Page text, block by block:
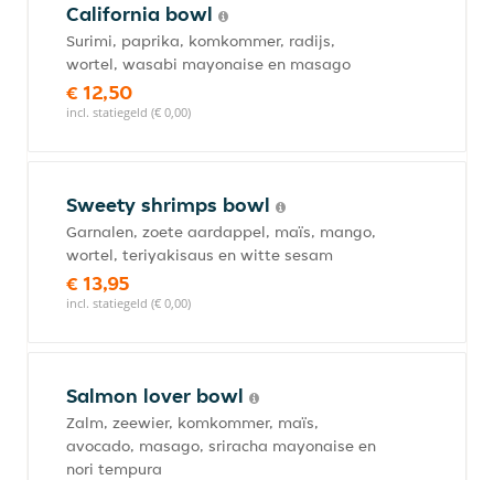
California bowl
Surimi, paprika, komkommer, radijs,
wortel, wasabi mayonaise en masago
€ 12,50
incl. statiegeld (€ 0,00)
Sweety shrimps bowl
Garnalen, zoete aardappel, maïs, mango,
wortel, teriyakisaus en witte sesam
€ 13,95
incl. statiegeld (€ 0,00)
Salmon lover bowl
Zalm, zeewier, komkommer, maïs,
avocado, masago, sriracha mayonaise en
nori tempura